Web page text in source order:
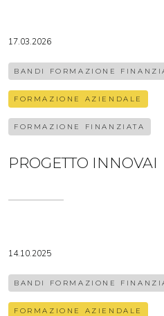
17.03.2026
BANDI FORMAZIONE
FORMAZIONE AZIENDALE
FORMAZIONE FINANZIATA
PROGETTO INNOVAI
14.10.2025
BANDI FORMAZIONE
FORMAZIONE AZIENDALE